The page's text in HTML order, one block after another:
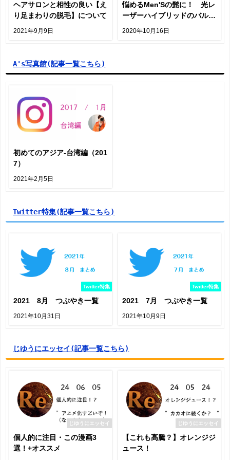
ヘアサロンと相性の良い【え
り足まわりの脱毛】について
2021年9月9日
悩めるMen'Sの髭に！ 光レ
ーザーハイブリッドのバルジ
式脱毛はじめました
2020年10月16日
A's写真館(記事一覧こちら)
初めてのアジア-台湾編（201
7）
2021年2月5日
Twitter特集(記事一覧こちら)
Twitter特集
2021 8月 つぶやき一覧
2021年10月31日
Twitter特集
2021 7月 つぶやき一覧
2021年10月9日
じゆうにエッセイ(記事一覧こちら)
じゆうにエッセイ
個人的に注目・この漫画3
選！+オススメ
じゆうにエッセイ
【これも高騰？】オレンジジ
ュース！